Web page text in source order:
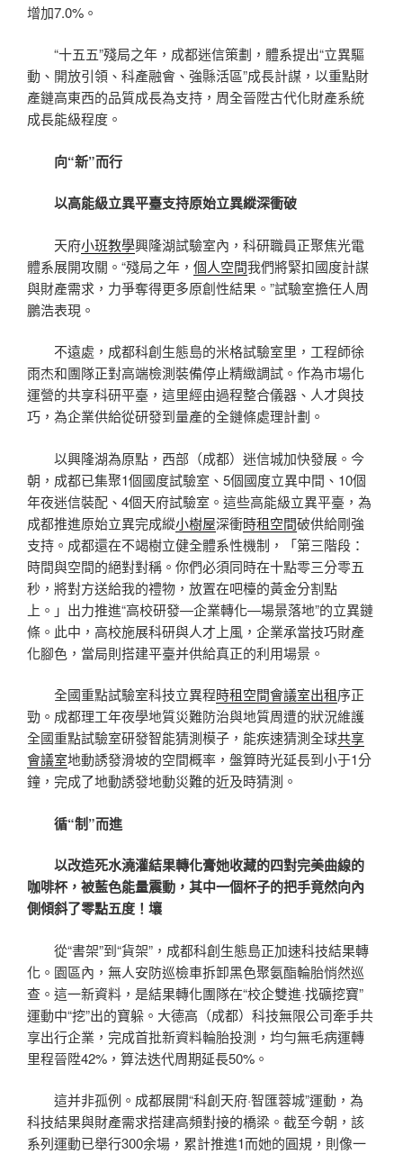
增加7.0%。
“十五五”殘局之年，成都迷信策劃，體系提出“立異驅
動、開放引領、科產融會、強縣活區”成長計謀，以重點財
產鏈高東西的品質成長為支持，周全晉陞古代化財產系統
成長能級程度。
向“新”而行
以高能級立異平臺支持原始立異縱深衝破
天府小班教學興隆湖試驗室內，科研職員正聚焦光電
體系展開攻關。“殘局之年， 個人空間我們將緊扣國度計謀
與財產需求，力爭奪得更多原創性結果。”試驗室擔任人周
鵬浩表現。
不遠處，成都科創生態島的米格試驗室里，工程師徐
雨杰和團隊正對高端檢測裝備停止精緻調試。作為市場化
運營的共享科研平臺，這里經由過程整合儀器、人才與技
巧，為企業供給從研發到量產的全鏈條處理計劃。
以興隆湖為原點，西部（成都）迷信城加快發展。今
朝，成都已集聚1個國度試驗室、5個國度立異中間、10個
年夜迷信裝配、4個天府試驗室。這些高能級立異平臺，為
成都推進原始立異完成縱小樹屋深衝時租空間破供給剛強
支持。成都還在不竭樹立健全體系性機制，「第三階段：
時間與空間的絕對對稱。你們必須同時在十點零三分零五
秒，將對方送給我的禮物，放置在吧檯的黃金分割點
上。」出力推進“高校研發—企業轉化—場景落地”的立異鏈
條。此中，高校施展科研與人才上風，企業承當技巧財產
化腳色，當局則搭建平臺并供給真正的利用場景。
全國重點試驗室科技立異程時租空間會議室出租序正
勁。成都理工年夜學地質災難防治與地質周遭的狀況維護
全國重點試驗室研發智能猜測模子，能疾速猜測全球共享
會議室地動誘發滑坡的空間概率，盤算時光延長到小于1分
鐘，完成了地動誘發地動災難的近及時猜測。
循“制”而進
以改造死水澆灌結果轉化膏她收藏的四對完美曲線的
咖啡杯，被藍色能量震動，其中一個杯子的把手竟然向內
側傾斜了零點五度！壤
從“書架”到“貨架”，成都科創生態島正加速科技結果轉
化。園區內，無人安防巡檢車拆卸黑色聚氨酯輪胎悄然巡
查。這一新資料，是結果轉化團隊在“校企雙進·找礦挖寶”
運動中“挖”出的寶躲。大德高（成都）科技無限公司牽手共
享出行企業，完成首批新資料輪胎投測，均勻無毛病運轉
里程晉陞42%，算法迭代周期延長50%。
這并非孤例。成都展開“科創天府·智匯蓉城”運動，為
科技結果與財產需求搭建高頻對接的橋梁。截至今朝，該
系列運動已舉行300余場，累計推進1而她的圓規，則像一